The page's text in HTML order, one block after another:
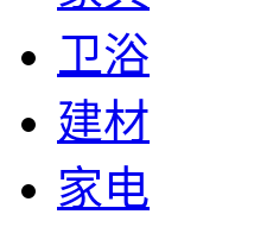
卫浴
建材
家电